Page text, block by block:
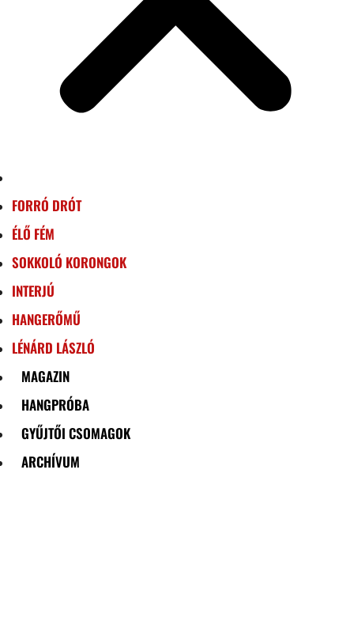
FORRÓ DRÓT
ÉLŐ FÉM
SOKKOLÓ KORONGOK
INTERJÚ
HANGERŐMŰ
LÉNÁRD LÁSZLÓ
MAGAZIN
HANGPRÓBA
GYŰJTŐI CSOMAGOK
ARCHÍVUM